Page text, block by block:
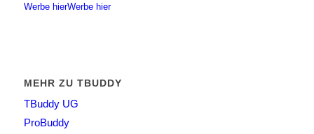
Werbe hierWerbe hier
MEHR ZU TBUDDY
TBuddy UG
ProBuddy